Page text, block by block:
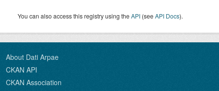
You can also access this registry using theAPI (seeAPI Docs).
About Dati Arpae
CKAN API
CKAN Association